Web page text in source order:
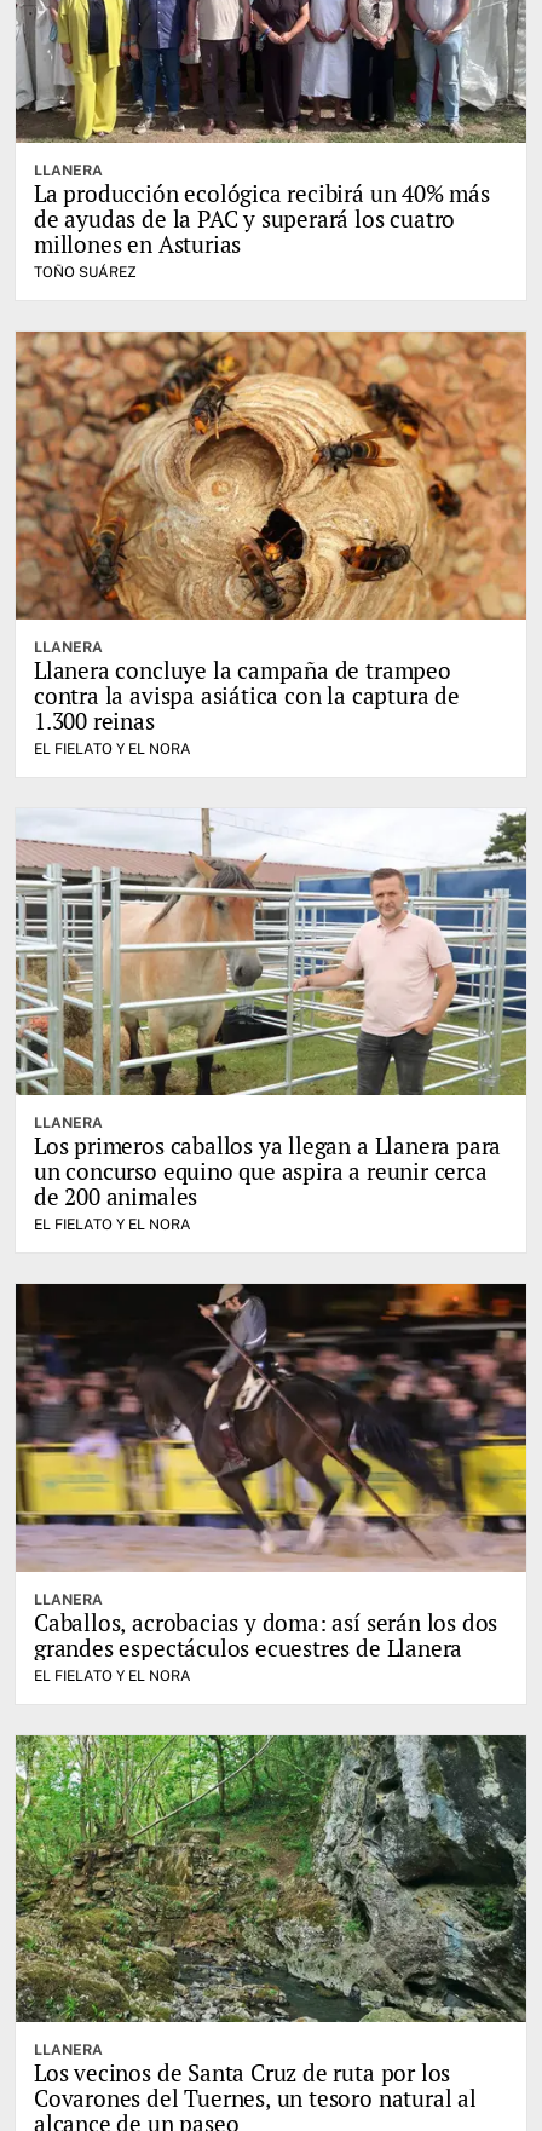
LLANERA
La producción ecológica recibirá un 40% más
de ayudas de la PAC y superará los cuatro
millones en Asturias
TOÑO SUÁREZ
LLANERA
Llanera concluye la campaña de trampeo
contra la avispa asiática con la captura de
1.300 reinas
EL FIELATO Y EL NORA
LLANERA
Los primeros caballos ya llegan a Llanera para
un concurso equino que aspira a reunir cerca
de 200 animales
EL FIELATO Y EL NORA
LLANERA
Caballos, acrobacias y doma: así serán los dos
grandes espectáculos ecuestres de Llanera
EL FIELATO Y EL NORA
LLANERA
Los vecinos de Santa Cruz de ruta por los
Covarones del Tuernes, un tesoro natural al
alcance de un paseo